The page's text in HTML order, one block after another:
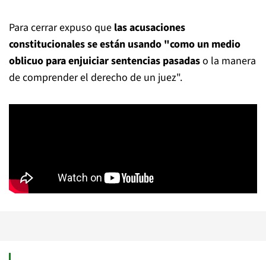
Para cerrar expuso que las acusaciones
constitucionales se están usando "como un medio
oblicuo para enjuiciar sentencias pasadaso la manera
de comprender el derecho de un juez".